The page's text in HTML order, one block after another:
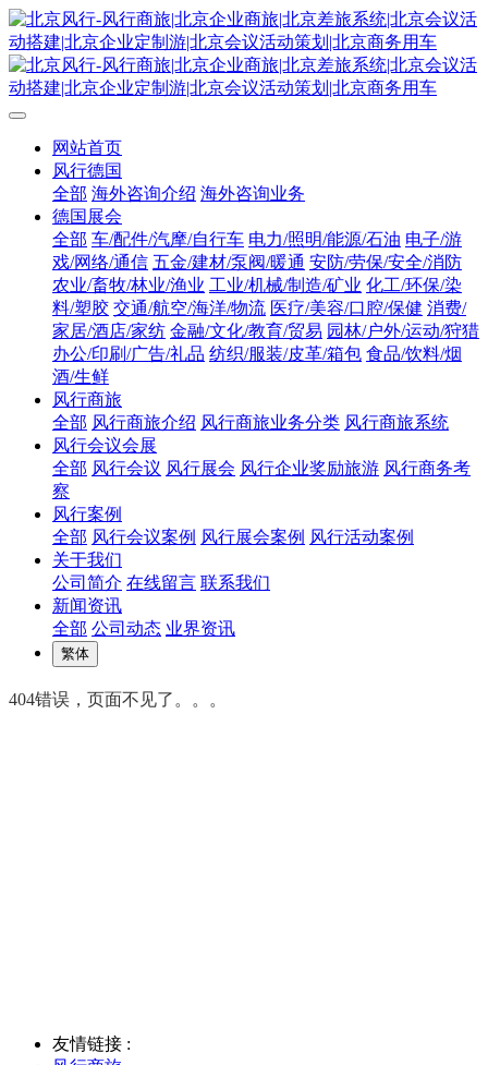
网站首页
风行德国
全部 海外咨询介绍 海外咨询业务
德国展会
全部 车/配件/汽摩/自行车 电力/照明/能源/石油 电子/游
戏/网络/通信 五金/建材/泵阀/暖通 安防/劳保/安全/消防
农业/畜牧/林业/渔业 工业/机械/制造/矿业 化工/环保/染
料/塑胶 交通/航空/海洋/物流 医疗/美容/口腔/保健 消费/
家居/酒店/家纺 金融/文化/教育/贸易 园林/户外/运动/狩猎
办公/印刷/广告/礼品 纺织/服装/皮革/箱包 食品/饮料/烟
酒/生鲜
风行商旅
全部 风行商旅介绍 风行商旅业务分类 风行商旅系统
风行会议会展
全部 风行会议 风行展会 风行企业奖励旅游 风行商务考
察
风行案例
全部 风行会议案例 风行展会案例 风行活动案例
关于我们
公司简介 在线留言 联系我们
新闻资讯
全部 公司动态 业界资讯
繁体
404错误，页面不见了。。。
友情链接 :